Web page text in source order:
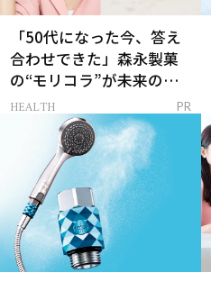
「50代になった今、答え
合わせできた」森永製菓
の“モリコラ”が未来のキ
レイを連れてくる！
HEALTH PR